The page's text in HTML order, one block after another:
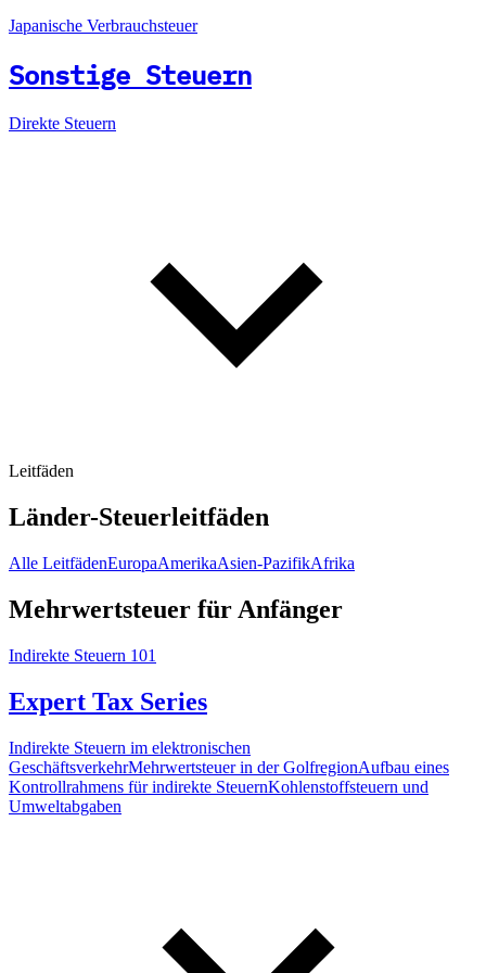
Japanische Verbrauchsteuer
Sonstige Steuern
Direkte Steuern
Leitfäden
Länder-Steuerleitfäden
Alle LeitfädenEuropaAmerikaAsien-PazifikAfrika
Mehrwertsteuer für Anfänger
Indirekte Steuern 101
Expert Tax Series
Indirekte Steuern im elektronischen
GeschäftsverkehrMehrwertsteuer in der GolfregionAufbau eines
Kontrollrahmens für indirekte SteuernKohlenstoffsteuern und
Umweltabgaben